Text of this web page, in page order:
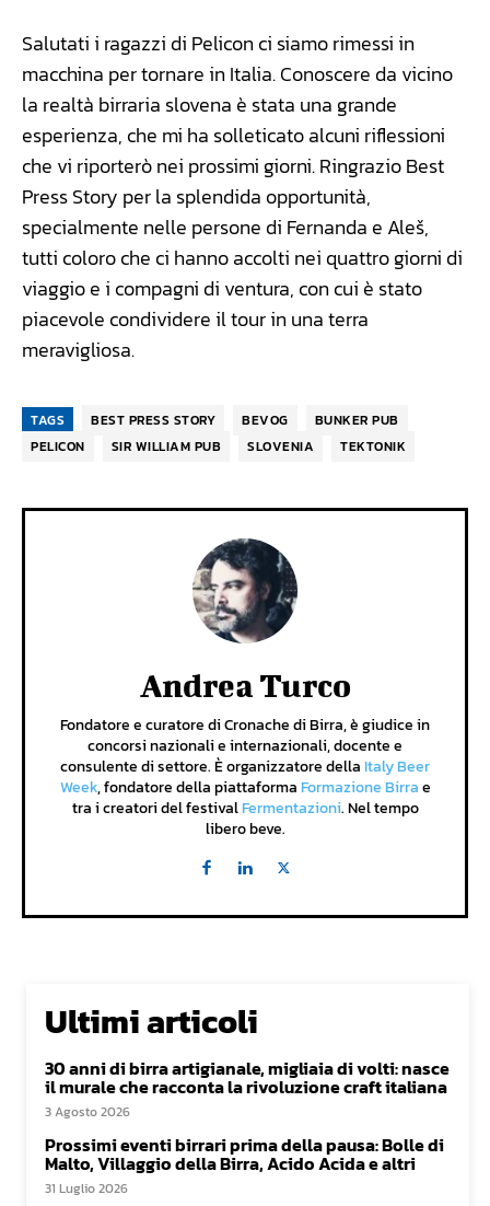
Salutati i ragazzi di Pelicon ci siamo rimessi in
macchina per tornare in Italia. Conoscere da vicino
la realtà birraria slovena è stata una grande
esperienza, che mi ha solleticato alcuni riflessioni
che vi riporterò nei prossimi giorni. Ringrazio Best
Press Story per la splendida opportunità,
specialmente nelle persone di Fernanda e Aleš,
tutti coloro che ci hanno accolti nei quattro giorni di
viaggio e i compagni di ventura, con cui è stato
piacevole condividere il tour in una terra
meravigliosa.
TAGS BEST PRESS STORY BEVOG
BUNKER PUB
PELICON
SIR WILLIAM PUB SLOVENIA TEKTONIK
Andrea Turco
Fondatore e curatore di Cronache di Birra, è giudice in
concorsi nazionali e internazionali, docente e
consulente di settore. È organizzatore della Italy Beer
Week, fondatore della piattaforma Formazione Birrae
tra i creatori del festivalFermentazioni. Nel tempo
libero beve.
Ultimi articoli
30 anni di birra artigianale, migliaia di volti: nasce
il murale che racconta la rivoluzione craft italiana
3 Agosto 2026
Prossimi eventi birrari prima della pausa: Bolle di
Malto, Villaggio della Birra, Acido Acida e altri
31 Luglio 2026